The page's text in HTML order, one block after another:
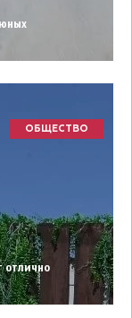
ОБЩЕСТВО
отлично